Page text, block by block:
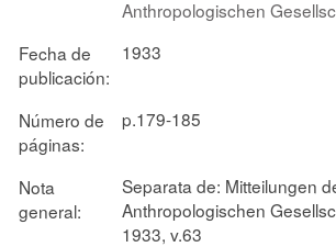
Anthropologischen
Fecha de
publicación:
1933
Número de
páginas:
p.179-185
Nota
general:
Separata de: Mitteilungen
Anthropologischen
1933, v.63